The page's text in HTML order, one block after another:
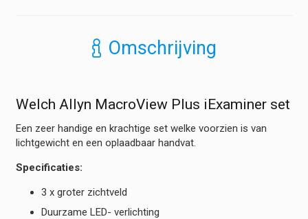
Omschrijving
Welch Allyn MacroView Plus iExaminer set
Een zeer handige en krachtige set welke voorzien is van
lichtgewicht en een oplaadbaar handvat.
Specificaties:
3 x groter zichtveld
Duurzame LED- verlichting